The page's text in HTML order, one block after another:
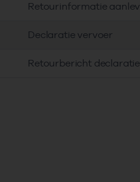
Retourinformatie
Declaratie vervoer
Retourbericht